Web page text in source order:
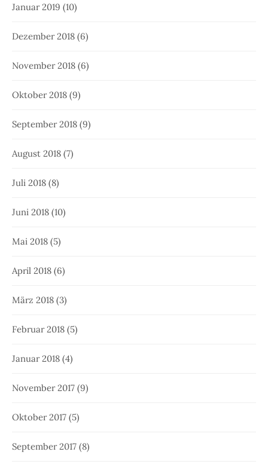
Januar 2019 (10)
Dezember 2018 (6)
November 2018 (6)
Oktober 2018 (9)
September 2018 (9)
August 2018 (7)
Juli 2018 (8)
Juni 2018 (10)
Mai 2018 (5)
April 2018 (6)
März 2018 (3)
Februar 2018 (5)
Januar 2018 (4)
November 2017 (9)
Oktober 2017 (5)
September 2017 (8)